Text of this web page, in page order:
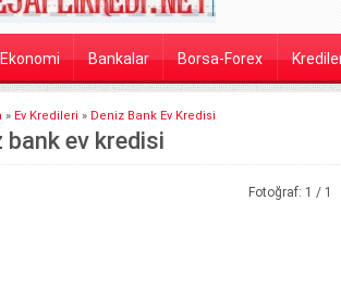
Ekonomi Bankalar Borsa-Forex
» Ev Kredileri » Deniz Bank Ev Kredisi
bank ev kredisi
Fotoğraf: 1 / 1